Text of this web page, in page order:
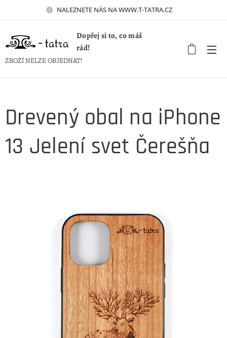
NALEZNETE NÁS NA WWW.T-TATRA.CZ 🚀
Dopřej si to, co máš
rád!
ZBOŽÍ NELZE OBJEDNAT!
Drevený obal na iPhone
13 Jelení svet Čerešňa